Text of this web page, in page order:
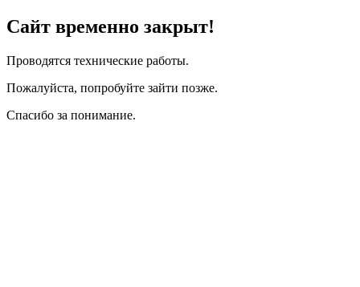
Сайт временно закрыт!
Проводятся технические работы.
Пожалуйста, попробуйте зайти позже.
Спасибо за понимание.